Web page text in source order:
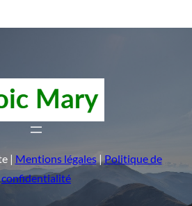
| Mentions légales|Politique de
confidentialité